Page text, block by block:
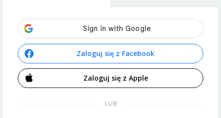
Zaloguj się z Facebook
Zaloguj się z Apple
LUB